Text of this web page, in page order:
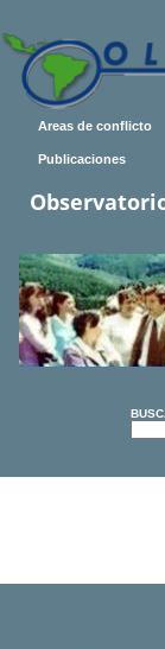
Areas de conflicto
Publicaciones